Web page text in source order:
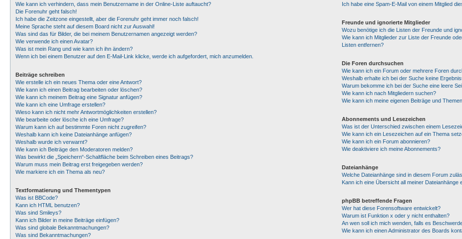
Wie kann ich verhindern, dass mein Benutzername in der Online-Liste auftaucht?
Die Forenuhr geht falsch!
Ich habe die Zeitzone eingestellt, aber die Forenuhr geht immer noch falsch!
Meine Sprache steht auf diesem Board nicht zur Auswahl!
Was sind das für Bilder, die bei meinem Benutzernamen angezeigt werden?
Wie verwende ich einen Avatar?
Was ist mein Rang und wie kann ich ihn ändern?
Wenn ich bei einem Benutzer auf den E-Mail-Link klicke, werde ich aufgefordert, mich anzumelden.
Beiträge schreiben
Wie erstelle ich ein neues Thema oder eine Antwort?
Wie kann ich einen Beitrag bearbeiten oder löschen?
Wie kann ich meinem Beitrag eine Signatur anfügen?
Wie kann ich eine Umfrage erstellen?
Wieso kann ich nicht mehr Antwortmöglichkeiten erstellen?
Wie bearbeite oder lösche ich eine Umfrage?
Warum kann ich auf bestimmte Foren nicht zugreifen?
Weshalb kann ich keine Dateianhänge anfügen?
Weshalb wurde ich verwarnt?
Wie kann ich Beiträge den Moderatoren melden?
Was bewirkt die „Speichern“-Schaltfläche beim Schreiben eines Beitrags?
Warum muss mein Beitrag erst freigegeben werden?
Wie markiere ich ein Thema als neu?
Textformatierung und Thementypen
Was ist BBCode?
Kann ich HTML benutzen?
Was sind Smileys?
Kann ich Bilder in meine Beiträge einfügen?
Was sind globale Bekanntmachungen?
Was sind Bekanntmachungen?
Ich habe eine Spam-E-Mail von einem Mitglied
Freunde und ignorierte Mitglieder
Wozu benötige ich die Listen der Freunde und
Wie kann ich Mitglieder zur Liste der Freunde
Listen entfernen?
Die Foren durchsuchen
Wie kann ich ein Forum oder mehrere Foren
Weshalb erhalte ich bei der Suche keine
Warum bekomme ich bei der Suche eine leere
Wie kann ich nach Mitgliedern suchen?
Wie kann ich meine eigenen Beiträge und
Abonnements und Lesezeichen
Was ist der Unterschied zwischen einem
Wie kann ich ein Lesezeichen auf ein Thema
Wie kann ich ein Forum abonnieren?
Wie deaktiviere ich meine Abonnements?
Dateianhänge
Welche Dateianhänge sind in diesem Forum
Kann ich eine Übersicht all meiner Dateianhänge
phpBB betreffende Fragen
Wer hat diese Forensoftware entwickelt?
Warum ist Funktion x oder y nicht enthalten?
An wen soll ich mich wenden, falls es
Wie kann ich einen Administrator des Boards